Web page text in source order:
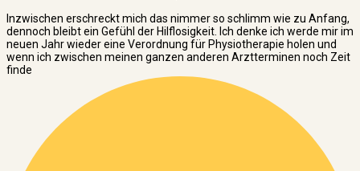
Inzwischen erschreckt mich das nimmer so schlimm wie zu Anfang,
dennoch bleibt ein Gefühl der Hilflosigkeit. Ich denke ich werde mir im
neuen Jahr wieder eine Verordnung für Physiotherapie holen und
wenn ich zwischen meinen ganzen anderen Arztterminen noch Zeit
finde